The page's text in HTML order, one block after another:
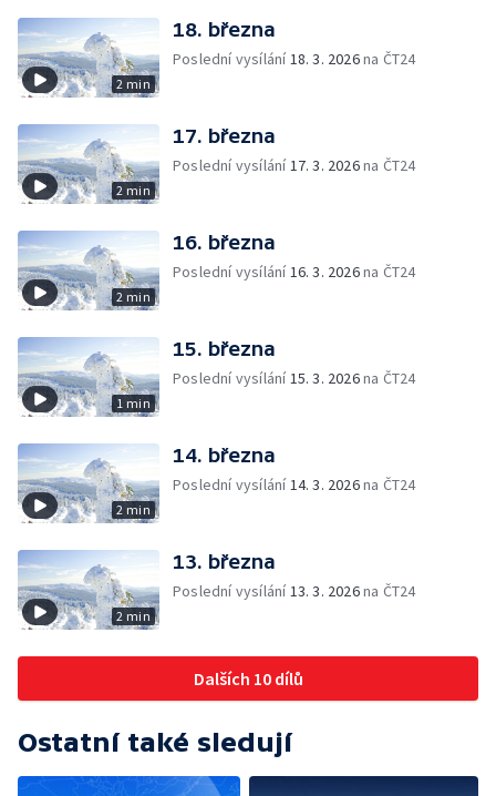
2 min
18. března
Poslední vysílání18. 3. 2026na ČT24
2 min
17. března
Poslední vysílání17. 3. 2026na ČT24
2 min
16. března
Poslední vysílání16. 3. 2026na ČT24
1 min
15. března
Poslední vysílání15. 3. 2026na ČT24
2 min
14. března
Poslední vysílání14. 3. 2026na ČT24
2 min
13. března
Poslední vysílání13. 3. 2026na ČT24
Dalších 10 dílů
Ostatní také sledují